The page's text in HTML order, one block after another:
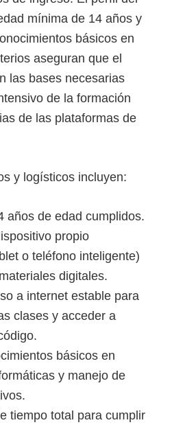
mínima de 14 años y
básicos en
aseguran que el
las bases necesarias
de la formación
de las plataformas de
y logísticos incluyen:
años de edad cumplidos.
propio
o teléfono inteligente)
digitales.
a internet estable para
clases y acceder a
básicos en
y manejo de
tiempo total para cumplir